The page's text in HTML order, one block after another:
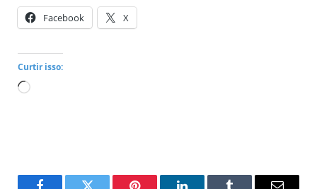
Facebook X
Curtir isso:
Carregando...